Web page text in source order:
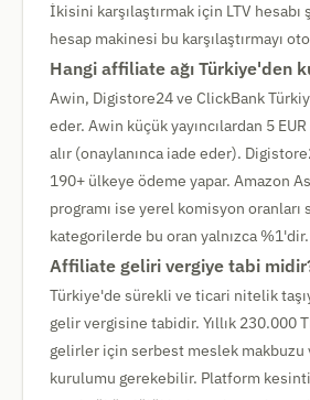
İkisini karşılaştırmak için LTV hesabı
hesap makinesi bu karşılaştırmayı
Hangi affiliate ağı Türkiye'den
Awin, Digistore24 ve ClickBank
eder. Awin küçük yayıncılardan 5
alır (onaylanınca iade eder).
190+ ülkeye ödeme yapar. Amazon
programı ise yerel komisyon oranları
kategorilerde bu oran yalnızca %1'dir.
Affiliate geliri vergiye tabi
Türkiye'de sürekli ve ticari nitelik
gelir vergisine tabidir. Yıllık 230.000
gelirler için serbest meslek makbuzu
kurulumu gerekebilir. Platform